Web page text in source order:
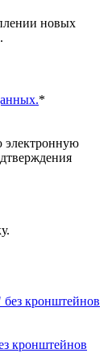
новых
*
электронную
кронштейнов